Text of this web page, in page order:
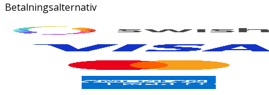
Betalningsalternativ